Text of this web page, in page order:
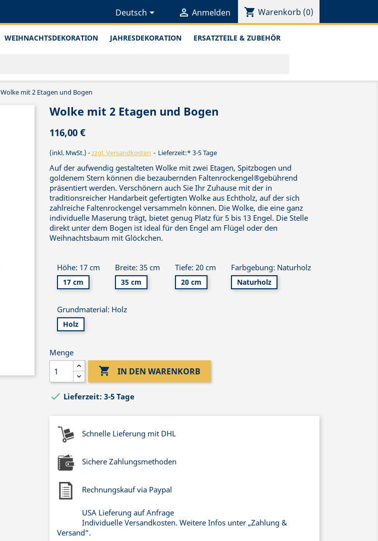
Deutsch  Anmelden shopping_cart Warenkorb (0)
WEIHNACHTSDEKORATION JAHRESDEKORATION ERSATZTEILE & ZUBEHÖR
Wolke mit 2 Etagen und Bogen
Wolke mit 2 Etagen und Bogen
116,00 €
(inkl. MwSt.) zzgl. Versandkosten Lieferzeit:* 3-5 Tage
Auf der aufwendig gestalteten Wolke mit zwei Etagen, Spitzbogen und
goldenem Stern können die bezaubernden Faltenrockengel®gebührend
präsentiert werden. Verschönern auch Sie Ihr Zuhause mit der in
traditionsreicher Handarbeit gefertigten Wolke aus Echtholz, auf der sich
zahlreiche Faltenrockengel versammeln können. Die Wolke, die eine ganz
individuelle Maserung trägt, bietet genug Platz für 5 bis 13 Engel. Die Stelle
direkt unter dem Bogen ist ideal für den Engel am Flügel oder den
Weihnachtsbaum mit Glöckchen.
Höhe: 17 cm
17 cm
Breite: 35 cm
35 cm
Tiefe: 20 cm
20 cm
Farbgebung: Naturholz
Naturholz
Grundmaterial: Holz
Holz
Menge
 IN DEN WARENKORB
 Lieferzeit: 3-5 Tage
Schnelle Lieferung mit DHL
Sichere Zahlungsmethoden
Rechnungskauf via Paypal
USA Lieferung auf Anfrage
Individuelle Versandkosten. Weitere Infos unter „Zahlung &
Versand“.